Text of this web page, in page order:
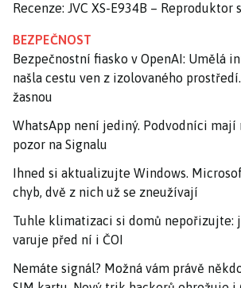
Recenze: JVC XS-E934B – Reproduktor
BEZPEČNOST
Bezpečnostní fiasko v OpenAI: Umělá
našla cestu ven z izolovaného
žasnou
WhatsApp není jediný. Podvodníci
pozor na Signalu
Ihned si aktualizujte Windows.
chyb, dvě z nich už se zneužívají
Tuhle klimatizaci si domů nepořizujte:
varuje před ní i ČOI
Nemáte signál? Možná vám právě